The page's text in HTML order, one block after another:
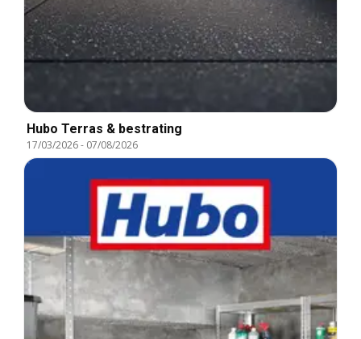
Hubo Terras & bestrating
17/03/2026- 07/08/2026